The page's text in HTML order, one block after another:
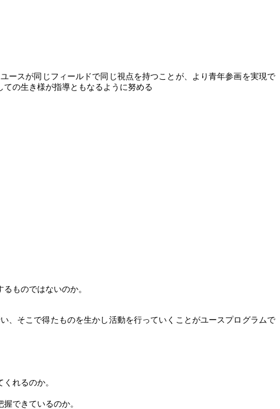
スが同じフィールドで同じ視点を持つことが、より青年参画を実現で
の生き様が指導ともなるように努める
ものではないのか。
、そこで得たものを生かし活動を行っていくことがユースプログラムで
れるのか。
できているのか。